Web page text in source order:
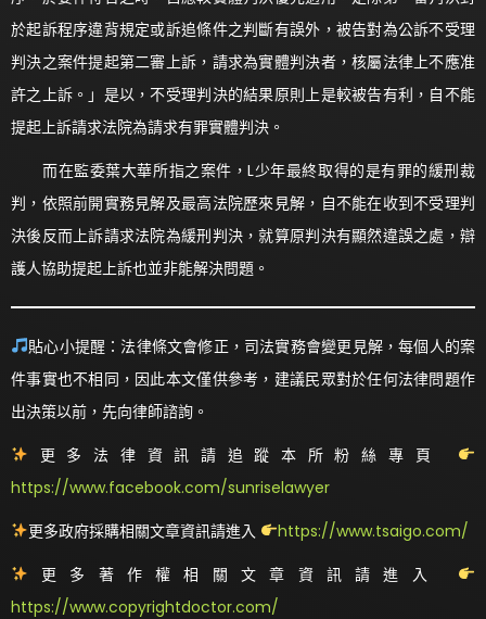
於起訴程序違背規定或訴追條件之判斷有誤外，被告對為公訴不受理
判決之案件提起第二審上訴，請求為實體判決者，核屬法律上不應准
許之上訴。」是以，不受理判決的結果原則上是較被告有利，自不能
提起上訴請求法院為請求有罪實體判決。
而在監委葉大華所指之案件，L少年最終取得的是有罪的緩刑裁
判，依照前開實務見解及最高法院歷來見解，自不能在收到不受理判
決後反而上訴請求法院為緩刑判決，就算原判決有顯然違誤之處，辯
護人協助提起上訴也並非能解決問題。
貼心小提醒：法律條文會修正，司法實務會變更見解，每個人的案
件事實也不相同，因此本文僅供參考，建議民眾對於任何法律問題作
出決策以前，先向律師諮詢。
更多法律資訊請追蹤本所粉絲專頁
https://www.facebook.com/sunriselawyer
更多政府採購相關文章資訊請進入
https://www.tsaigo.com/
更多著作權相關文章資訊請進入
https://www.copyrightdoctor.com/